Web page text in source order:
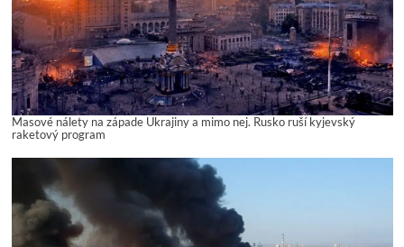
Masové nálety na západe Ukrajiny a mimo nej. Rusko ruší kyjevský
raketový program